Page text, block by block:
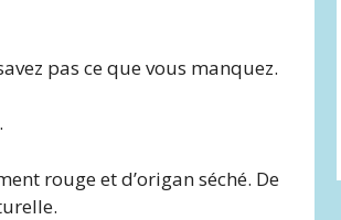
pas ce que vous manquez.
rouge et d’origan séché. De